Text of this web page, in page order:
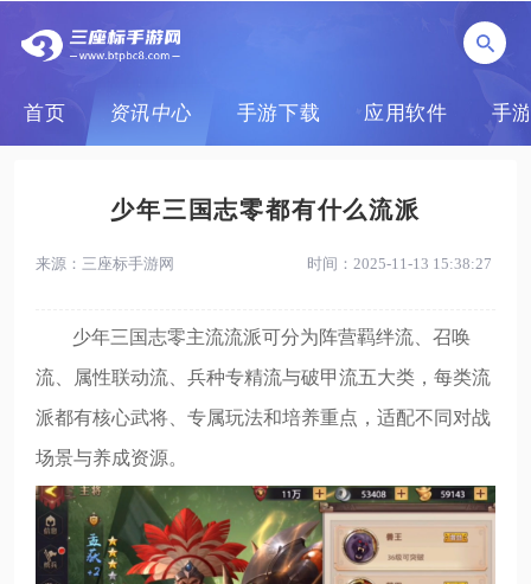
首页 资讯中心 手游下载 应用软件 手
少年三国志零都有什么流派
来源：三座标手游网 时间：2025-11-13 15:38:27
少年三国志零主流流派可分为阵营羁绊流、召唤
流、属性联动流、兵种专精流与破甲流五大类，每类流
派都有核心武将、专属玩法和培养重点，适配不同对战
场景与养成资源。